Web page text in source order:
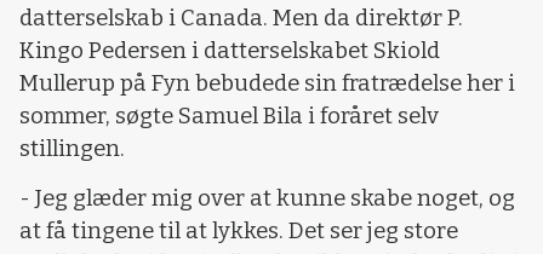
datterselskab i Canada. Men da direktør P.
Kingo Pedersen i datterselskabet Skiold
Mullerup på Fyn bebudede sin fratrædelse her i
sommer, søgte Samuel Bila i foråret selv
stillingen.
- Jeg glæder mig over at kunne skabe noget, og
at få tingene til at lykkes. Det ser jeg store